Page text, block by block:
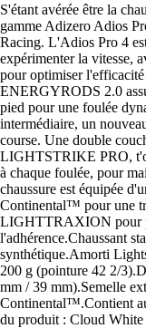
S'étant avérée être la
gamme Adizero Adios
Racing. L'Adios Pro 4
expérimenter la vitesse,
pour optimiser
ENERGYRODS 2.0
pied pour une foulée
intermédiaire, un
course. Une double
LIGHTSTRIKE PRO,
à chaque foulée, pour
chaussure est équipée
Continental™ pour une
LIGHTTRAXION pour
l'adhérence.Chaussant
synthétique.Amorti
200 g (pointure 42 2/
mm / 39 mm).Semelle
Continental™.Contient
du produit : Cloud